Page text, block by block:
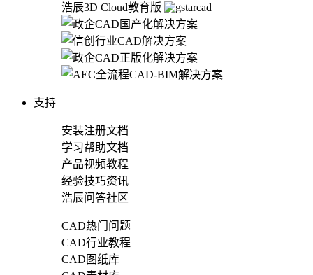
浩辰3D Cloud教育版
支持
安装注册文档
学习帮助文档
产品视频教程
经验技巧资讯
浩辰问答社区
CAD热门问题
CAD行业教程
CAD图纸库